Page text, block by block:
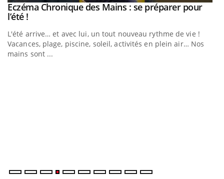
Youtube
Eczéma Chronique des Mains : se préparer pour
l’été !Youtube
L'été arrive… et avec lui, un tout nouveau rythme de vie !
Vacances, plage, piscine, soleil, activités en plein air… Nos
mains sont ...